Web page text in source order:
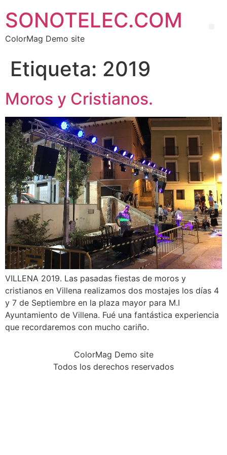
SONOTELEC.COM
ColorMag Demo site
Etiqueta: 2019
Moros y Cristianos.
VILLENA 2019. Las pasadas fiestas de moros y
cristianos en Villena realizamos dos mostajes los días 4
y 7 de Septiembre en la plaza mayor para M.I
Ayuntamiento de Villena. Fué una fantástica experiencia
que recordaremos con mucho cariño.
ColorMag Demo site
Todos los derechos reservados